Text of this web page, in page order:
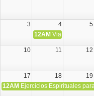
3 4 5
12AM Viaje
10 11 12
17 18 19
12AM Ejercicios Espirituales